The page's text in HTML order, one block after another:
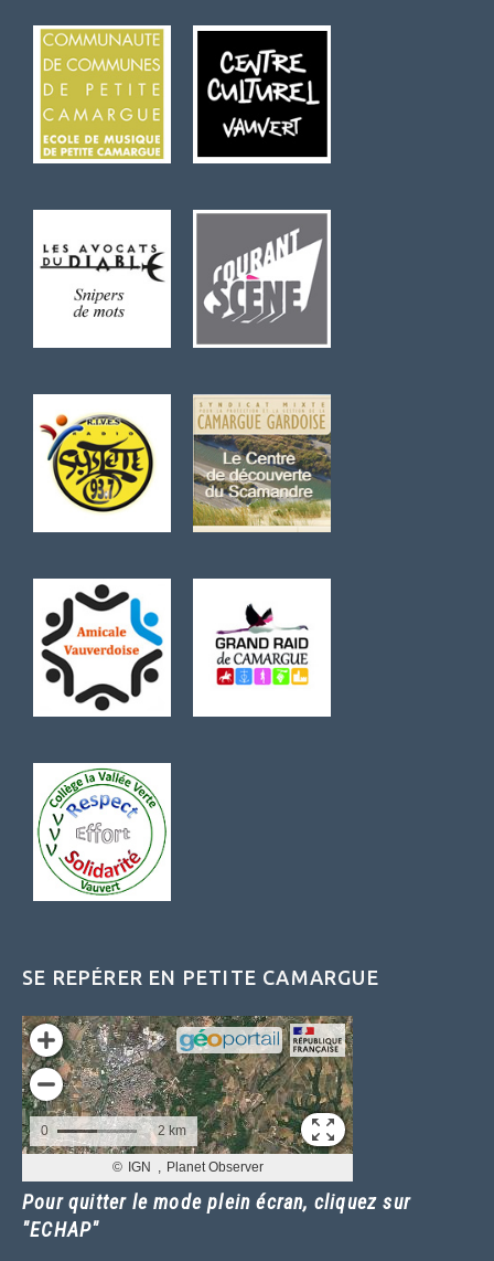
SE REPÉRER EN PETITE CAMARGUE
Pour quitter le mode plein écran, cliquez sur
"ECHAP"